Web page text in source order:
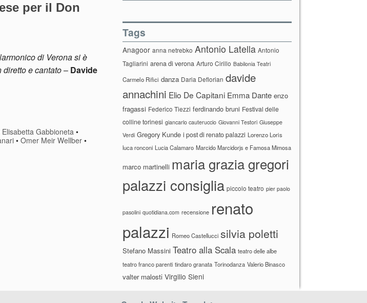
per il Don
di Verona si è
e cantato– Davide
Elisabetta Gabbioneta •
• Omer Meir Wellber •
Tags
Anagoor anna netrebko Antonio Latella Antonio
Tagliarini arena di verona Arturo Cirillo Babilonia Teatri
Carmelo Rifici danza Daria Deflorian davide
annachini Elio De Capitani Emma Dante enzo
fragassi Federico Tiezzi ferdinando bruni Festival delle
colline torinesi giancarlo cauteruccio Giovanni Testori Giuseppe
Verdi Gregory Kunde i post di renato palazzi Lorenzo Loris
luca ronconi Lucia Calamaro Marcido Marcidorjs e Famosa Mimosa
marco martinelli maria grazia gregori
palazzi consiglia piccolo teatro pier paolo
pasolini quotidiana.com recensione renato
palazzi Romeo Castellucci silvia poletti
Stefano Massini Teatro alla Scala teatro delle albe
teatro franco parenti tindaro granata Torinodanza Valerio Binasco
valter malosti Virgilio Sieni